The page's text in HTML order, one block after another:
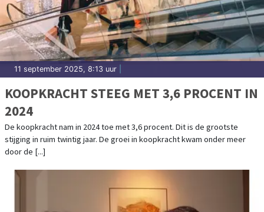
11 september 2025, 8:13 uur
KOOPKRACHT STEEG MET 3,6 PROCENT IN
2024
De koopkracht nam in 2024 toe met 3,6 procent. Dit is de grootste
stijging in ruim twintig jaar. De groei in koopkracht kwam onder meer
door de [...]